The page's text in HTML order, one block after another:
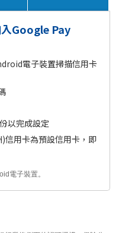
Google Pay
電子裝置掃描信用卡
以完成設定
信用卡為預設信用卡，即
電子裝置。